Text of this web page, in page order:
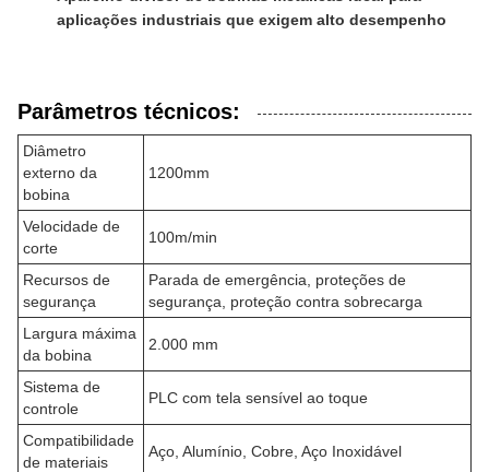
aplicações industriais que exigem alto desempenho
Parâmetros técnicos:
Diâmetro
externo da
bobina
1200mm
Velocidade de
corte
100m/min
Recursos de
segurança
Parada de emergência, proteções de
segurança, proteção contra sobrecarga
Largura máxima
da bobina
2.000 mm
Sistema de
controle
PLC com tela sensível ao toque
Compatibilidade
de materiais
Aço, Alumínio, Cobre, Aço Inoxidável